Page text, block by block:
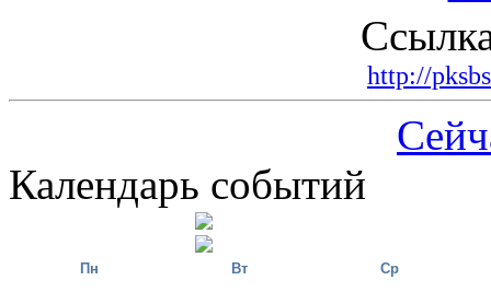
http://
Календарь событий
Пн Вт Ср